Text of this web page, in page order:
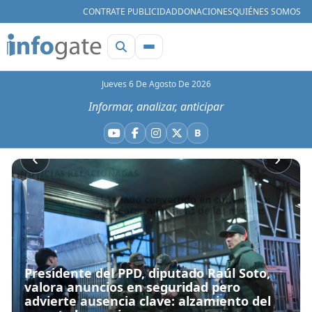
CONTRATE PUBLICIDADDONACIONESQUIÉNES SOMOS
Jueves 6 De Agosto De 2026
Informar, analizar, anticipar
YouTube
Facebook
Instagram
X BBluesky
Presidente del PPD, diputado Raúl Soto,
valora anuncios en seguridad pero
advierte ausencia clave: alzamiento del
Congreso•Hace 14 horas
Nacional•Hace 23 horas
‹ ›
NOTICIAS RELACIONADAS
El Senado convertido en conventillo:
senadoras agarradas de las mechas
Hace 14 horas
Nuevo triunfo para Quiroz: Comisión
de Hacienda aprueba los vetos a la
Megarreforma
Hace 15 horas